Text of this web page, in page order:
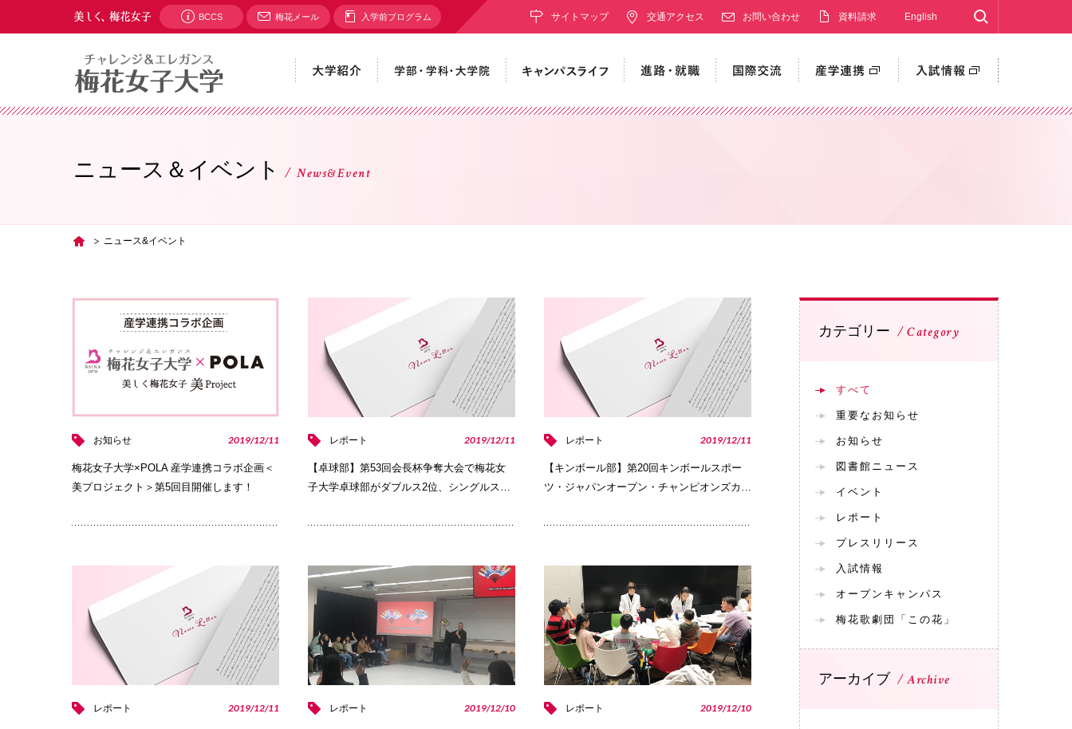
BCCS 梅花メール 入学前プログラム サイトマップ 交通アクセス お問い合わせ 資料請求 English
ニュース＆イベント News&Event
TOP ニュース&イベント
お知らせ 2019/12/11
梅花女子大学×POLA 産学連携コラボ企画＜
美プロジェクト＞第5回目開催します！
レポート 2019/12/11
【卓球部】第53回会長杯争奪大会で梅花女
子大学卓球部がダブルス2位、シングルス…
レポート 2019/12/11
【キンボール部】第20回キンボールスポー
ツ・ジャパンオープン・チャンピオンズカ…
PHOTO
レポート 2019/12/11 レポート 2019/12/10 レポート 2019/12/10
カテゴリー Category
すべて
重要なお知らせ
お知らせ
図書館ニュース
イベント
レポート
プレスリリース
入試情報
オープンキャンパス
梅花歌劇団「この花」
アーカイブ Archive